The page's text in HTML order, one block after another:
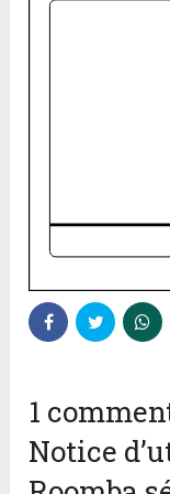
1
Notice